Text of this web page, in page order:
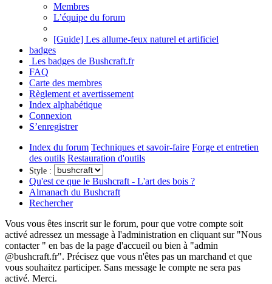
Membres
L’équipe du forum
[Guide] Les allume-feux naturel et artificiel
badges
Les badges de Bushcraft.fr
FAQ
Carte des membres
Règlement et avertissement
Index alphabétique
Connexion
S’enregistrer
Index du forum Techniques et savoir-faire Forge et entretien
des outils Restauration d'outils
Style :
Qu'est ce que le Bushcraft - L'art des bois ?
Almanach du Bushcraft
Rechercher
Vous vous êtes inscrit sur le forum, pour que votre compte soit
activé adressez un message à l'administration en cliquant sur "Nous
contacter " en bas de la page d'accueil ou bien à "admin
@bushcraft.fr". Précisez que vous n'êtes pas un marchand et que
vous souhaitez participer. Sans message le compte ne sera pas
activé. Merci.